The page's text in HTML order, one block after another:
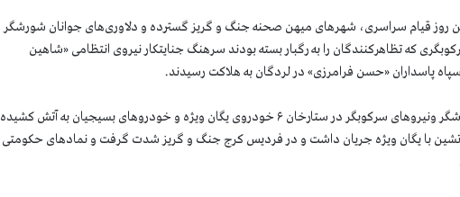
در دوازدهمین روز قیام سراسری، شهرهای میهن صحنه جنگ و گریز گسترده و دلاوری‌های جوانان شورشگر
که تظاهرکنندگان را به رگبار بسته بودند سرهنگ جنایتکار نیروی انتظامی «شاهین
پاسداران «حسن فرامرزی» در لردگان به هلاکت رسیدند.
در تهران، در درگیری بین جوانان شورشگر ونیروهای سرکوبگر در ستارخان ۶ خودروی یگان ویژه و خودروهای بسیجیان به آتش کشیده
با یگان ویژه جریان داشت و در فردیس کرج جنگ و گریز شدت گرفت و نمادهای حکومتی